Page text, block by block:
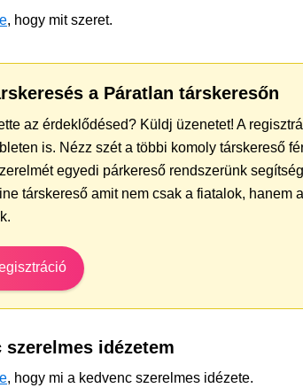
, hogy mit szeret.
a Páratlan társkeresőn
az érdeklődésed? Küldj üzenetet! A
is. Nézz szét a többi komoly társkereső
egyedi párkereső rendszerünk
társkereső amit nem csak a fiatalok, hanem
szerelmes idézetem
, hogy mi a kedvenc szerelmes idézete.